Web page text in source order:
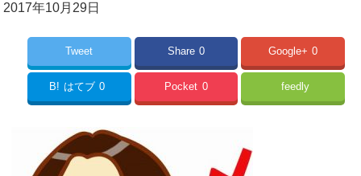
2017年10月29日
Tweet Share 0 Google+ 0
B! はてブ 0 Pocket 0 feedly